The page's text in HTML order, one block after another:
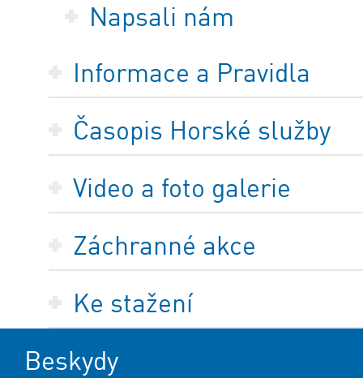
Napsali nám
Informace a Pravidla
Časopis Horské služby
Video a foto galerie
Záchranné akce
Ke stažení
Beskydy